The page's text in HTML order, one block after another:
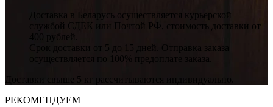
Доставка в Беларусь осуществляется курьерской
службой СДЕК или Почтой РФ, стоимость доставки от
400 рублей.
Срок доставки от 5 до 15 дней. Отправка заказа
осуществляется по 100% предоплате заказа.
Доставки свыше 5 кг рассчитываются индивидуально.
РЕКОМЕНДУЕМ